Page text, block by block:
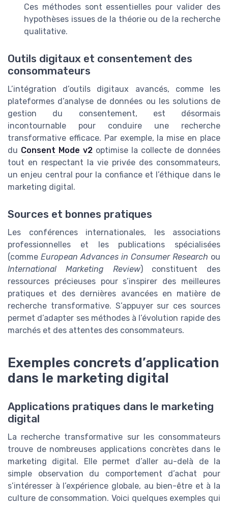
Ces méthodes sont essentielles pour valider des
hypothèses issues de la théorie ou de la recherche
qualitative.
Outils digitaux et consentement des
consommateurs
L’intégration d’outils digitaux avancés, comme les
plateformes d’analyse de données ou les solutions de
gestion du consentement, est désormais
incontournable pour conduire une recherche
transformative efficace. Par exemple, la mise en place
du Consent Mode v2 optimise la collecte de données
tout en respectant la vie privée des consommateurs,
un enjeu central pour la confiance et l’éthique dans le
marketing digital.
Sources et bonnes pratiques
Les conférences internationales, les associations
professionnelles et les publications spécialisées
(comme European Advances in Consumer Research ou
International Marketing Review) constituent des
ressources précieuses pour s’inspirer des meilleures
pratiques et des dernières avancées en matière de
recherche transformative. S’appuyer sur ces sources
permet d’adapter ses méthodes à l’évolution rapide des
marchés et des attentes des consommateurs.
Exemples concrets d’application
dans le marketing digital
Applications pratiques dans le marketing
digital
La recherche transformative sur les consommateurs
trouve de nombreuses applications concrètes dans le
marketing digital. Elle permet d’aller au-delà de la
simple observation du comportement d’achat pour
s’intéresser à l’expérience globale, au bien-être et à la
culture de consommation. Voici quelques exemples qui